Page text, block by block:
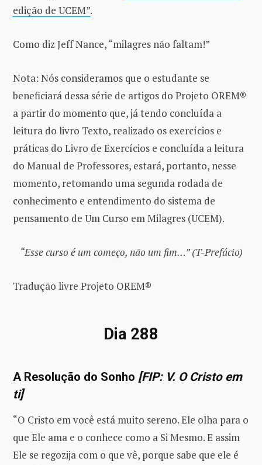
edição de UCEM”.
Como diz Jeff Nance, “milagres não faltam!”
Nota: Nós consideramos que o estudante se
beneficiará dessa série de artigos do Projeto OREM®
a partir do momento que, já tendo concluída a
leitura do livro Texto, realizado os exercícios e
práticas do Livro de Exercícios e concluída a leitura
do Manual de Professores, estará, portanto, nesse
momento, retomando uma segunda rodada de
conhecimento e entendimento do sistema de
pensamento de Um Curso em Milagres (UCEM).
“Esse curso é um começo, não um fim…” (T-Prefácio)
Tradução livre Projeto OREM®
Dia 288
A Resolução do Sonho [FIP: V. O Cristo em
ti]
“O Cristo em você está muito sereno. Ele olha para o
que Ele ama e o conhece como a Si Mesmo. E assim
Ele se regozija com o que vê, porque sabe que ele é